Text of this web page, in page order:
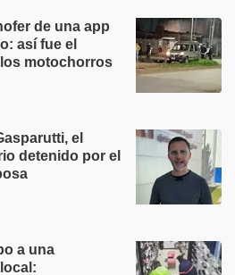
de una app
así fue el
motochorros
el
detenido por el
a una